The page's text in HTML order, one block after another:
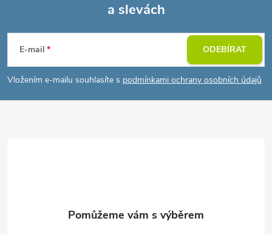
p
a
a slevách
E-mail
Vložením e-mailu souhlasíte s podmínkami ochrany osobních údajů
ODEBÍRAT